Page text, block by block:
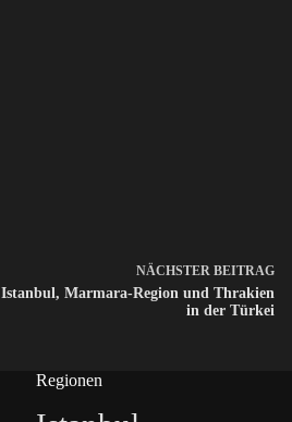
NÄCHSTER BEITRAG
Istanbul, Marmara-Region und Thrakien
in der Türkei
Regionen